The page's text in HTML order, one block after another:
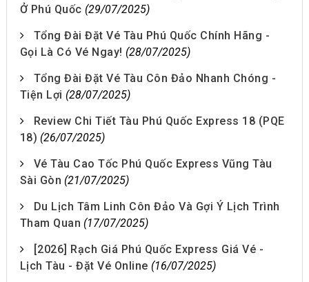
Ở Phú Quốc (29/07/2025)
Tổng Đài Đặt Vé Tàu Phú Quốc Chính Hãng -
Gọi Là Có Vé Ngay! (28/07/2025)
Tổng Đài Đặt Vé Tàu Côn Đảo Nhanh Chóng -
Tiện Lợi (28/07/2025)
Review Chi Tiết Tàu Phú Quốc Express 18 (PQE
18) (26/07/2025)
Vé Tàu Cao Tốc Phú Quốc Express Vũng Tàu
Sài Gòn (21/07/2025)
Du Lịch Tâm Linh Côn Đảo Và Gợi Ý Lịch Trình
Tham Quan (17/07/2025)
[2026] Rạch Giá Phú Quốc Express Giá Vé -
Lịch Tàu - Đặt Vé Online (16/07/2025)